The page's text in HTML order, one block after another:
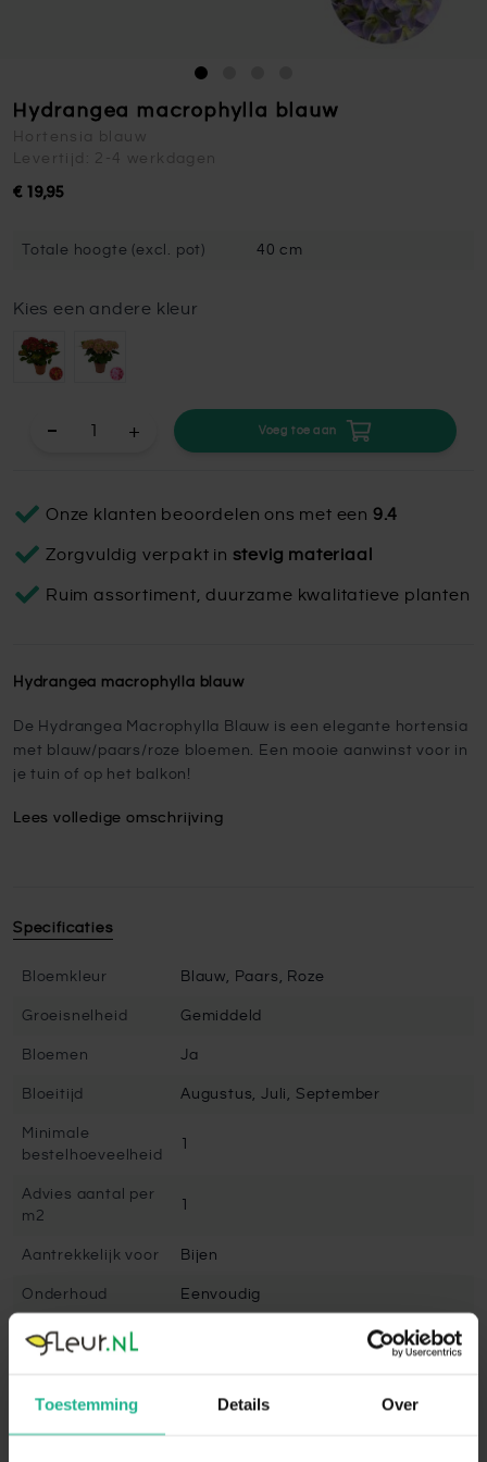
Toestemming Details Over
Hydrangea macrophylla blauw
Hortensia blauw
Levertijd: 2-4 werkdagen
€ 19,95
Totale hoogte (excl. pot) 40 cm
Kies een andere kleur
+ Voeg toe aan
Onze klanten beoordelen ons met een 9.4
Zorgvuldig verpakt in stevig materiaal
Ruim assortiment, duurzame kwalitatieve planten
Hydrangea macrophylla blauw
De Hydrangea Macrophylla Blauw is een elegante hortensia
met blauw/paars/roze bloemen. Een mooie aanwinst voor in
je tuin of op het balkon!
Lees volledige omschrijving
Specificaties
Bloemkleur Blauw, Paars, Roze
Groeisnelheid Gemiddeld
Bloemen Ja
Bloeitijd Augustus, Juli, September
Minimale
bestelhoeveelheid
Advies aantal per
m2
Aantrekkelijk voor Bijen
Onderhoud Eenvoudig
Snoeien
Winterhard Redelijk winterhard